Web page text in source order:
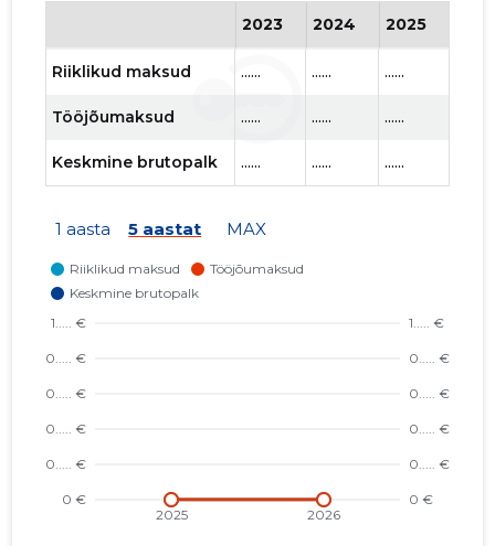
2023 2024 2025
Riiklikud maksud ...... ...... ......
Tööjõumaksud ...... ...... ......
Keskmine brutopalk ...... ...... ......
1 aasta 5 aastat MAX